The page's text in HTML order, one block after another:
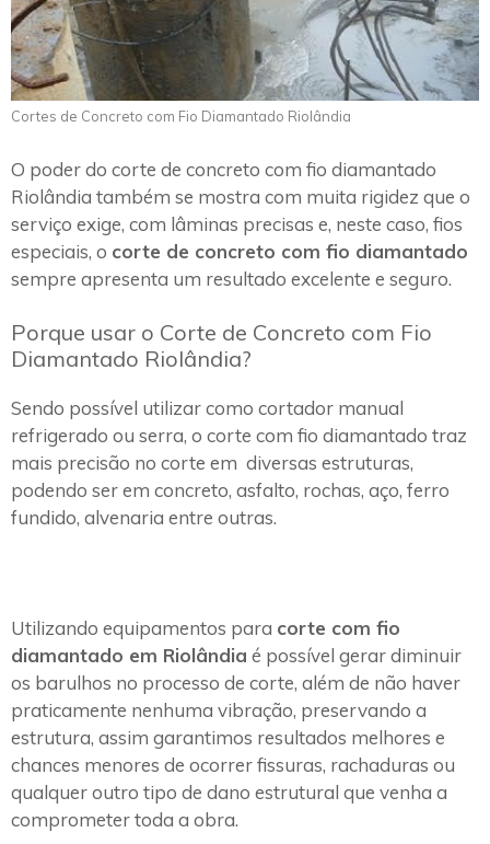
Cortes de Concreto com Fio Diamantado Riolândia
O poder do corte de concreto com fio diamantado
Riolândia também se mostra com muita rigidez que o
serviço exige, com lâminas precisas e, neste caso, fios
especiais, o corte de concreto com fio diamantado
sempre apresenta um resultado excelente e seguro.
Porque usar o Corte de Concreto com Fio
Diamantado Riolândia?
Sendo possível utilizar como cortador manual
refrigerado ou serra, o corte com fio diamantado traz
mais precisão no corte em diversas estruturas,
podendo ser em concreto, asfalto, rochas, aço, ferro
fundido, alvenaria entre outras.
Utilizando equipamentos para corte com fio
diamantado em Riolândia é possível gerar diminuir
os barulhos no processo de corte, além de não haver
praticamente nenhuma vibração, preservando a
estrutura, assim garantimos resultados melhores e
chances menores de ocorrer fissuras, rachaduras ou
qualquer outro tipo de dano estrutural que venha a
comprometer toda a obra.